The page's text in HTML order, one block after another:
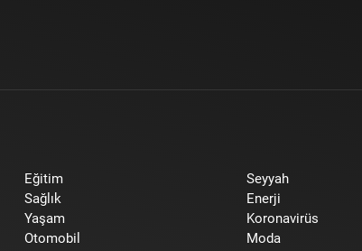
Eğitim
Sağlık
Yaşam
Otomobil
Seyyah
Enerji
Koronavirüs
Moda